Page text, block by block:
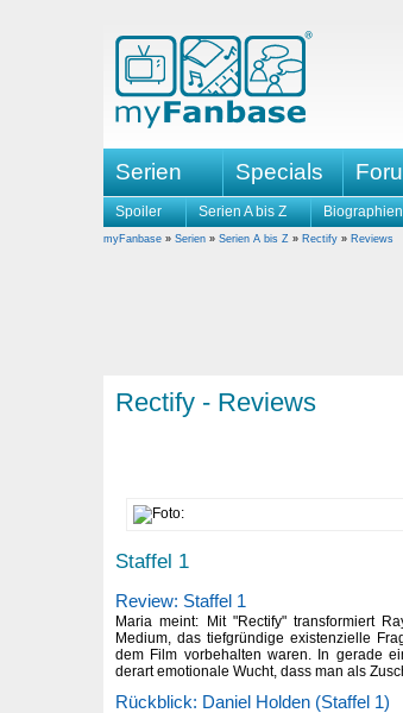
Serien Specials
Spoiler Serien A bis Z Biographien
myFanbase » Serien » Serien A bis Z » Rectify » Reviews
Rectify - Reviews
Staffel 1
Review: Staffel 1
Maria meint: Mit "Rectify" transformiert
Medium, das tiefgründige existenzielle
dem Film vorbehalten waren. In gerade
derart emotionale Wucht, dass man als
Rückblick: Daniel Holden (Staffel 1)